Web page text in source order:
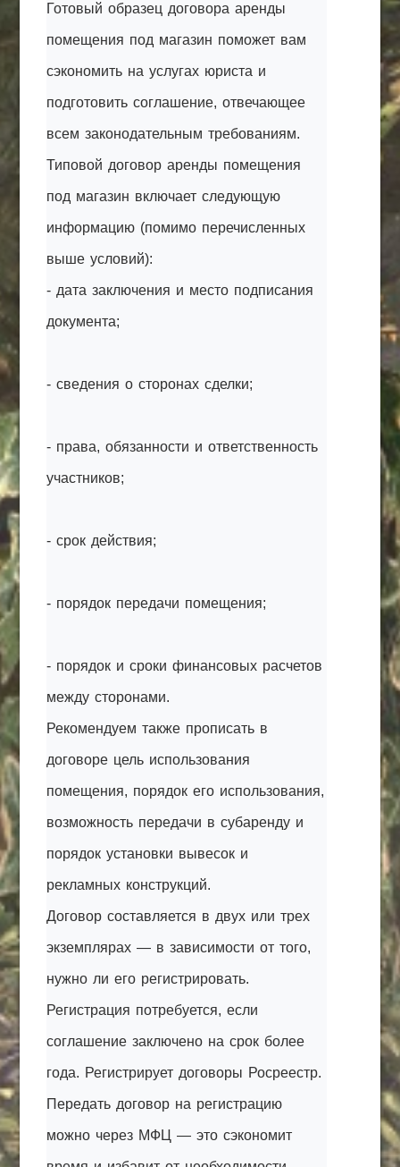
Готовый образец договора аренды
помещения под магазин поможет вам
сэкономить на услугах юриста и
подготовить соглашение, отвечающее
всем законодательным требованиям.
Типовой договор аренды помещения
под магазин включает следующую
информацию (помимо перечисленных
выше условий):
- дата заключения и место подписания
документа;
- сведения о сторонах сделки;
- права, обязанности и ответственность
участников;
- срок действия;
- порядок передачи помещения;
- порядок и сроки финансовых расчетов
между сторонами.
Рекомендуем также прописать в
договоре цель использования
помещения, порядок его использования,
возможность передачи в субаренду и
порядок установки вывесок и
рекламных конструкций.
Договор составляется в двух или трех
экземплярах — в зависимости от того,
нужно ли его регистрировать.
Регистрация потребуется, если
соглашение заключено на срок более
года. Регистрирует договоры Росреестр.
Передать договор на регистрацию
можно через МФЦ — это сэкономит